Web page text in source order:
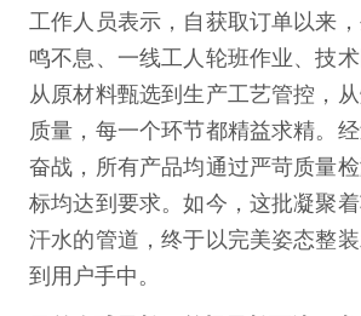
工作人员表示，自获取订单以来
鸣不息、一线工人轮班作业、技术
从原材料甄选到生产工艺管控，
质量，每一个环节都精益求精。
奋战，所有产品均通过严苛质量
标均达到要求。如今，这批凝聚
汗水的管道，终于以完美姿态整
到用户手中。